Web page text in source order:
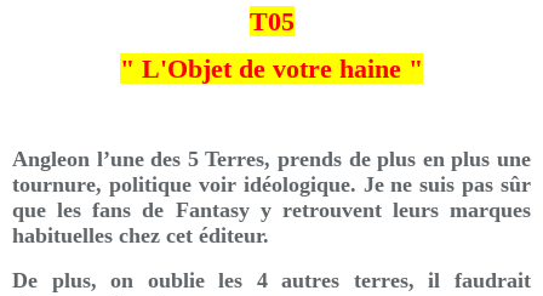
T05
" L'Objet de votre haine "
Angleon l’une des 5 Terres, prends de plus en plus une
tournure, politique voir idéologique. Je ne suis pas sûr
que les fans de Fantasy y retrouvent leurs marques
habituelles chez cet éditeur.
De plus, on oublie les 4 autres terres, il faudrait